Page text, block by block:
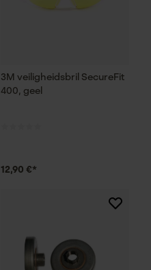
3M veiligheidsbril SecureFit
400, geel
12,90 €*